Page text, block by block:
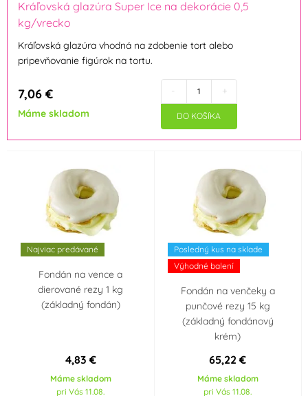
Krajina pôvodu
Holandsko
Kráľovská glazúra Super Ice na dekorácie 0,5
kg/vrecko
Kráľovská glazúra vhodná na zdobenie tort alebo
pripevňovanie figúrok na tortu.
7,06 €
Máme skladom
- +
DO KOŠÍKA
Najviac predávané
Fondán na vence a
dierované rezy 1 kg
(základný fondán)
4,83 €
Máme skladom
pri Vás 11.08.
Posledný kus na sklade
Výhodné balení
Fondán na venčeky a
punčové rezy 15 kg
(základný fondánový
krém)
65,22 €
Máme skladom
pri Vás 11.08.